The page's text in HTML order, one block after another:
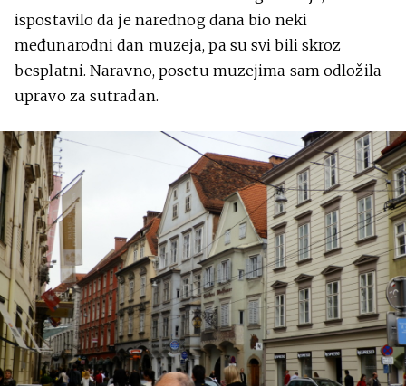
ispostavilo da je narednog dana bio neki
međunarodni dan muzeja, pa su svi bili skroz
besplatni. Naravno, posetu muzejima sam odložila
upravo za sutradan.